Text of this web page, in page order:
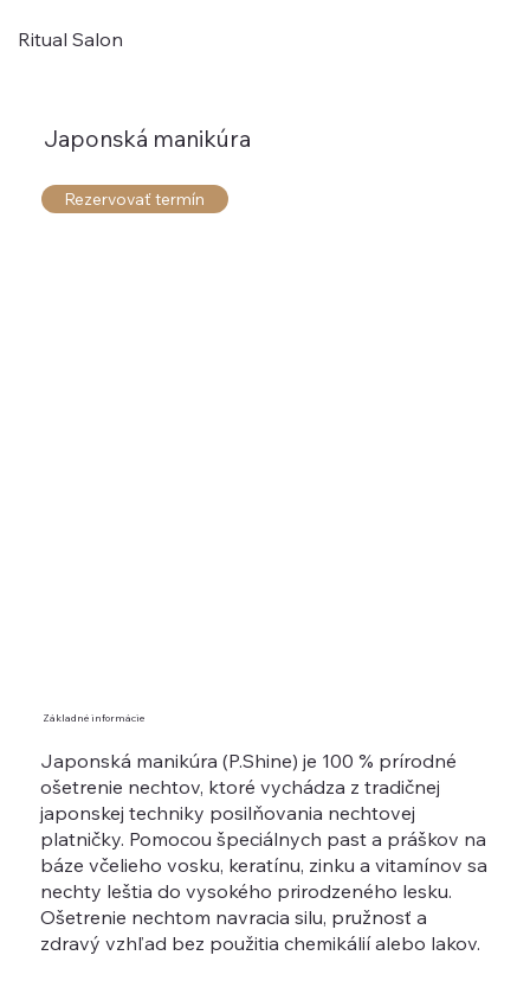
Ritual Salon
Japonská manikúra
Rezervovať termín
Japonská manikúra (P.Shine) je 100 % prírodné
ošetrenie nechtov, ktoré vychádza z tradičnej
japonskej techniky posilňovania nechtovej
platničky. Pomocou špeciálnych past a práškov na
báze včelieho vosku, keratínu, zinku a vitamínov sa
nechty leštia do vysokého prirodzeného lesku.
Ošetrenie nechtom navracia silu, pružnosť a
zdravý vzhľad bez použitia chemikálií alebo lakov.
Základné informácie